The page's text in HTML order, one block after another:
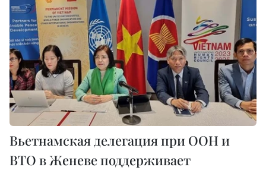
Вьетнамская делегация при ООН и
ВТО в Женеве поддерживает